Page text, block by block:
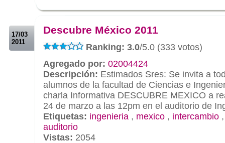
17/03
2011
Descubre México 2011
Ranking: 3.0/5.0 (333 votos)
Agregado por: 02004424
Descripción: Estimados Sres: Se invita a
alumnos de la facultad de Ciencias e
charla Informativa DESCUBRE MEXICO a
24 de marzo a las 12pm en el auditorio de
Etiquetas: ingenieria , mexico , intercambio
auditorio
Vistas: 2054